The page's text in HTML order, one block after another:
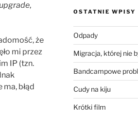
,
że
mi przez
IP (tzn.
błąd
OSTATNIE WPISY
Odpady
Migracja, której nie
Bandcampowe
Cudy na kiju
Krótki film